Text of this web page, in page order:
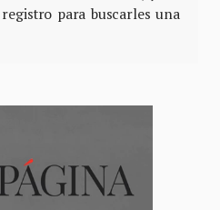
para buscarles una